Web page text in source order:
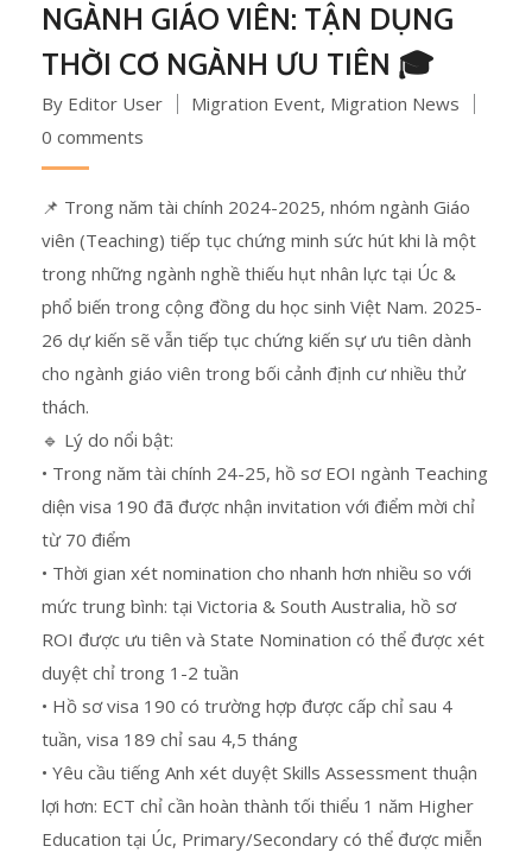
NGÀNH GIÁO VIÊN: TẬN DỤNG
THỜI CƠ NGÀNH ƯU TIÊN 🎓
By Editor User Migration Event, Migration News
0 comments
📌 Trong năm tài chính 2024-2025, nhóm ngành Giáo
viên (Teaching) tiếp tục chứng minh sức hút khi là một
trong những ngành nghề thiếu hụt nhân lực tại Úc &
phổ biến trong cộng đồng du học sinh Việt Nam. 2025-
26 dự kiến sẽ vẫn tiếp tục chứng kiến sự ưu tiên dành
cho ngành giáo viên trong bối cảnh định cư nhiều thử
thách.
🔹 Lý do nổi bật:
• Trong năm tài chính 24-25, hồ sơ EOI ngành Teaching
diện visa 190 đã được nhận invitation với điểm mời chỉ
từ 70 điểm
• Thời gian xét nomination cho nhanh hơn nhiều so với
mức trung bình: tại Victoria & South Australia, hồ sơ
ROI được ưu tiên và State Nomination có thể được xét
duyệt chỉ trong 1-2 tuần
• Hồ sơ visa 190 có trường hợp được cấp chỉ sau 4
tuần, visa 189 chỉ sau 4,5 tháng
• Yêu cầu tiếng Anh xét duyệt Skills Assessment thuận
lợi hơn: ECT chỉ cần hoàn thành tối thiểu 1 năm Higher
Education tại Úc, Primary/Secondary có thể được miễn